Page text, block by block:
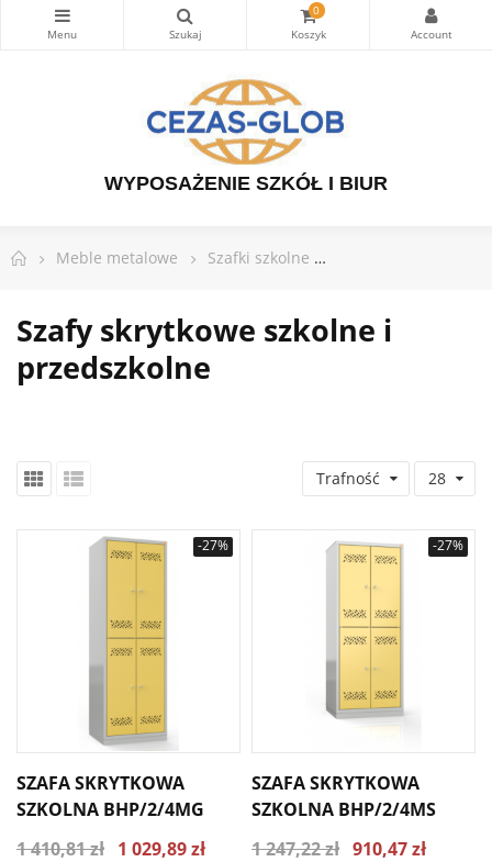
0
WYPOSAŻENIE SZKÓŁ I BIUR
Meble metalowe Szafki szkolne
Szafy skrytkowe szkolne i
przedszkolne
Trafność 28
-27%
SZAFA SKRYTKOWA
SZKOLNA BHP/2/4MG
1 410,81 zł 1 029,89 zł
-27%
SZAFA SKRYTKOWA
SZKOLNA BHP/2/4MS
1 247,22 zł 910,47 zł